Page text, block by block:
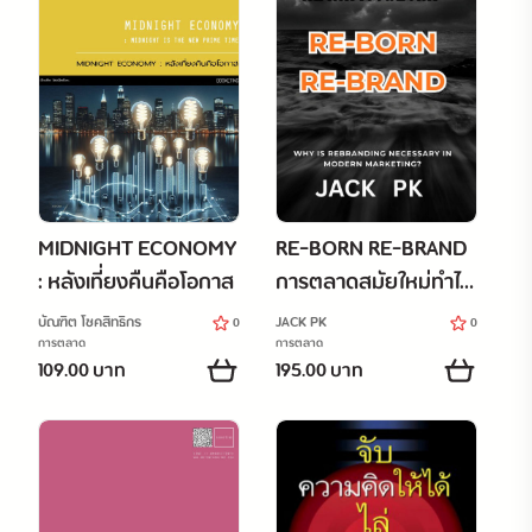
MIDNIGHT ECONOMY
: หลังเที่ยงคืนคือโอกาส
บัณฑิต โชคสิทธิกร 0
การตลาด
109.00 บาท
RE-BORN RE-BRAND
การตลาดสมัยใหม่ทำไม
ต้องมีการรีแบรนด์
JACK PK 0
การตลาด
195.00 บาท